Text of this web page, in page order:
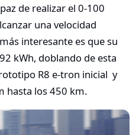
de realizar el 0-100
una velocidad
interesante es que su
kWh, doblando de esta
R8 e-tron inicial y
hasta los 450 km.